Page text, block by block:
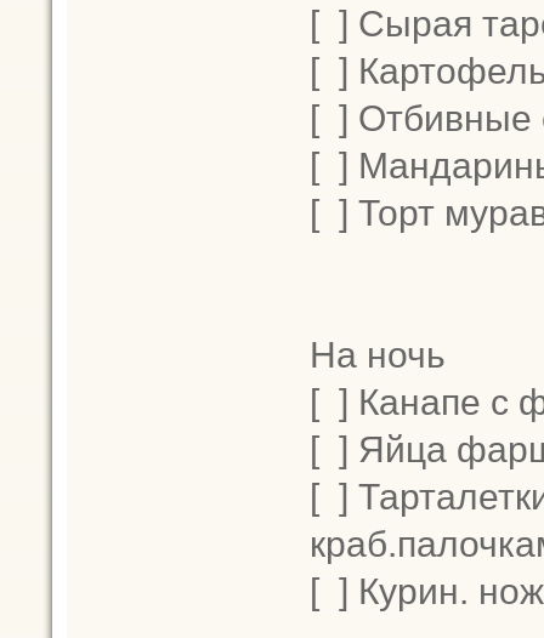
[ ] Сырая
[ ]
[ ] Отбивные
[ ]
[ ] Торт
На ночь
[ ] Канапе с
[ ] Яйца
[ ]
[ ] Курин.